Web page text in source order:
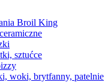
Broil King
sztućce
woki, brytfanny, patelnie